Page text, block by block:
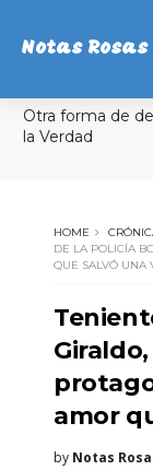
Notas Rosas
Otra forma de
la Verdad
HOME
DE LA POLICÍA
QUE SALVÓ UNA
amor
by Notas